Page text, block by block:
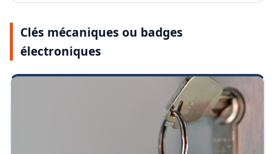
Clés mécaniques ou badges
électroniques